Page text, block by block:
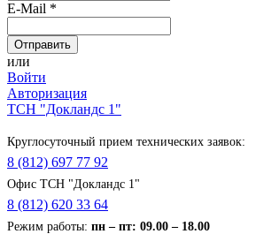
E-Mail *
или
Войти
Авторизация
ТСН "Докландс 1"
Круглосуточный прием технических заявок:
8 (812) 697 77 92
Офис ТСН "Докландс 1"
8 (812) 620 33 64
Режим работы: пн – пт: 09.00 – 18.00